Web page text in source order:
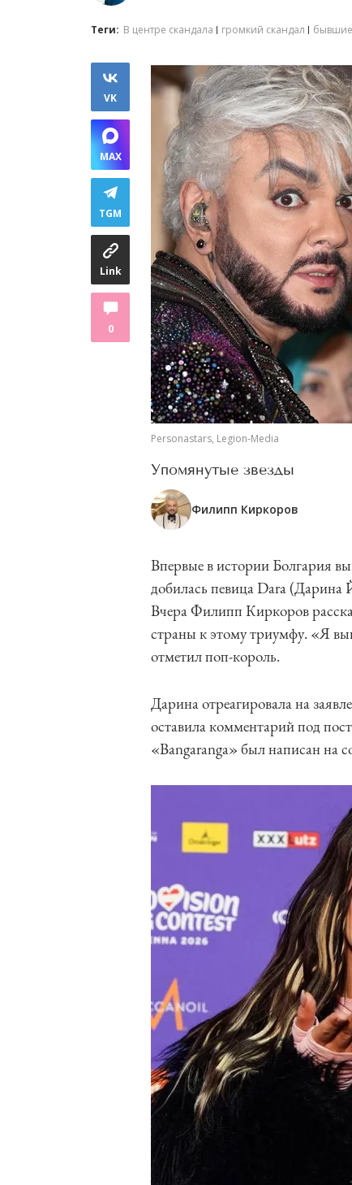
Теги: В центре скандала громкий скандал
VK
MAX
TGM
Link
0
Personastars, Legion-Media
Упомянутые звезды
Филипп Киркоров
Впервые в истории Болгария
добилась певица Dara (Дарина
Вчера Филипп Киркоров
страны к этому триумфу. «Я
отметил поп-король.
Дарина отреагировала на
оставила комментарий под
«Bangaranga» был написан на